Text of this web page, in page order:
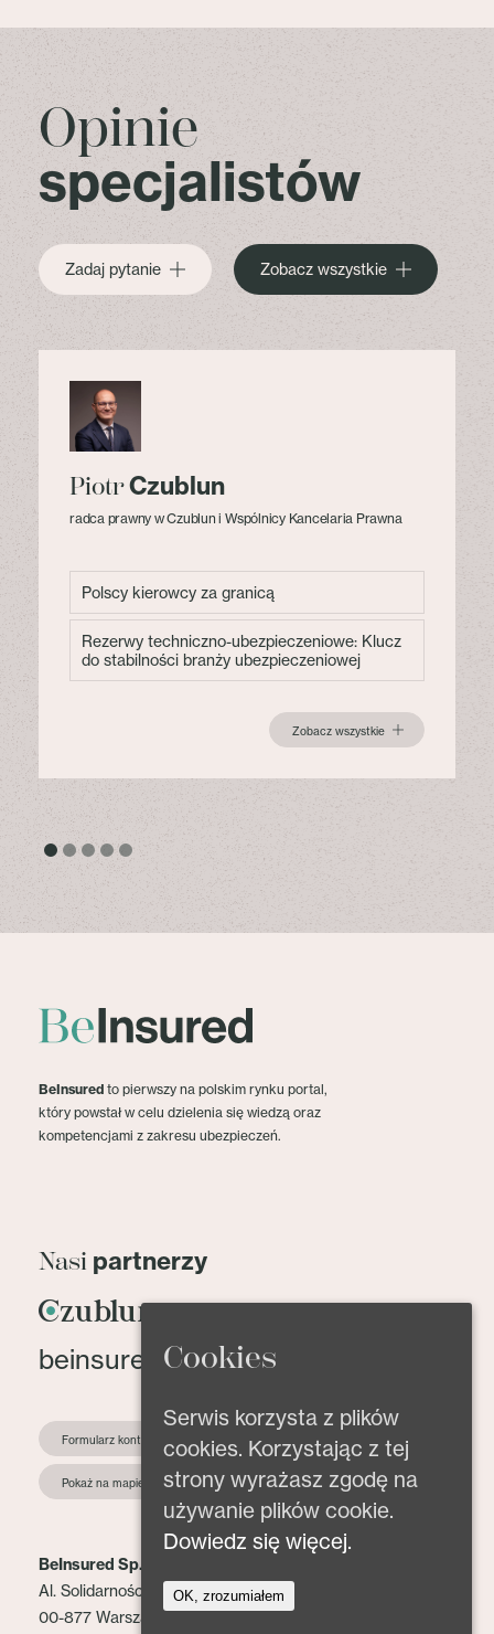
Opinie
specjalistów
Zadaj pytanie Zobacz wszystkie
PiotrCzublun
radca prawny w Czublun i Wspólnicy Kancelaria Prawna
Polscy kierowcy za granicą
Rezerwy techniczno-ubezpieczeniowe: Klucz
do stabilności branży ubezpieczeniowej
Zobacz wszystkie
BeInsured to pierwszy na polskim rynku portal,
który powstał w celu dzielenia się wiedzą oraz
kompetencjami z zakresu ubezpieczeń.
Nasi partnerzy
beinsured@beinsured.pl
Formularz kontaktowy
Pokaż na mapie
BeInsured Sp. z o.o.
Al. Solidarności 153 lok. 2
00-877 Warszawa
Cookies
Serwis korzysta z plików
cookies. Korzystając z tej
strony wyrażasz zgodę na
używanie plików cookie.
Dowiedz się więcej.
OK, zrozumiałem